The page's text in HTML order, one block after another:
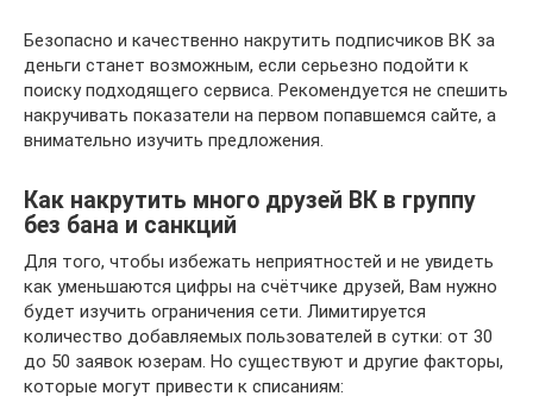
Безопасно и качественно накрутить подписчиков ВК за
деньги станет возможным, если серьезно подойти к
поиску подходящего сервиса. Рекомендуется не спешить
накручивать показатели на первом попавшемся сайте, а
внимательно изучить предложения.
Как накрутить много друзей ВК в группу
без бана и санкций
Для того, чтобы избежать неприятностей и не увидеть
как уменьшаются цифры на счётчике друзей, Вам нужно
будет изучить ограничения сети. Лимитируется
количество добавляемых пользователей в сутки: от 30
до 50 заявок юзерам. Но существуют и другие факторы,
которые могут привести к списаниям: